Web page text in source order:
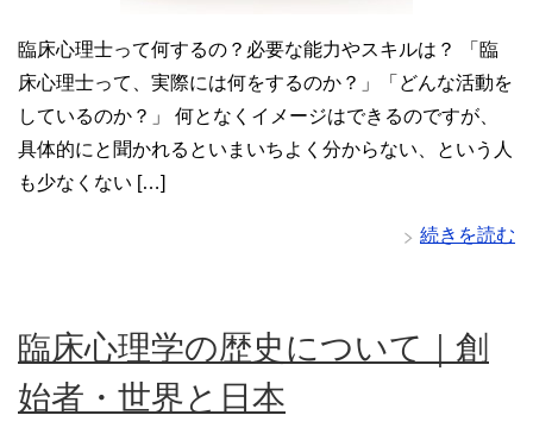
臨床心理士って何するの？必要な能力やスキルは？ 「臨
床心理士って、実際には何をするのか？」「どんな活動を
しているのか？」 何となくイメージはできるのですが、
具体的にと聞かれるといまいちよく分からない、という人
も少なくない […]
続きを読む
臨床心理学の歴史について｜創
始者・世界と日本